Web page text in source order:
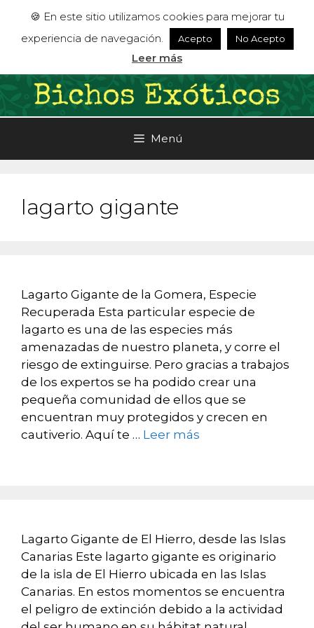
contenido
Menú
lagarto gigante
Lagarto Gigante de la Gomera, Especie
Recuperada Esta particular especie de
lagarto es una de las especies más
amenazadas de nuestro planeta, y corre el
riesgo de extinguirse. Pero gracias a trabajos
de los expertos se ha podido crear una
pequeña comunidad de ellos que se
encuentran muy protegidos y crecen en
cautiverio. Aquí te … Leer más
Lagarto Gigante de El Hierro, desde las Islas
Canarias Este lagarto gigante es originario
de la isla de El Hierro ubicada en las Islas
Canarias. En estos momentos se encuentra
el peligro de extinción debido a la actividad
🍪 En este sitio utilizamos cookies para mejorar tu
experiencia de navegación.
Acepto No Acepto
Leer más